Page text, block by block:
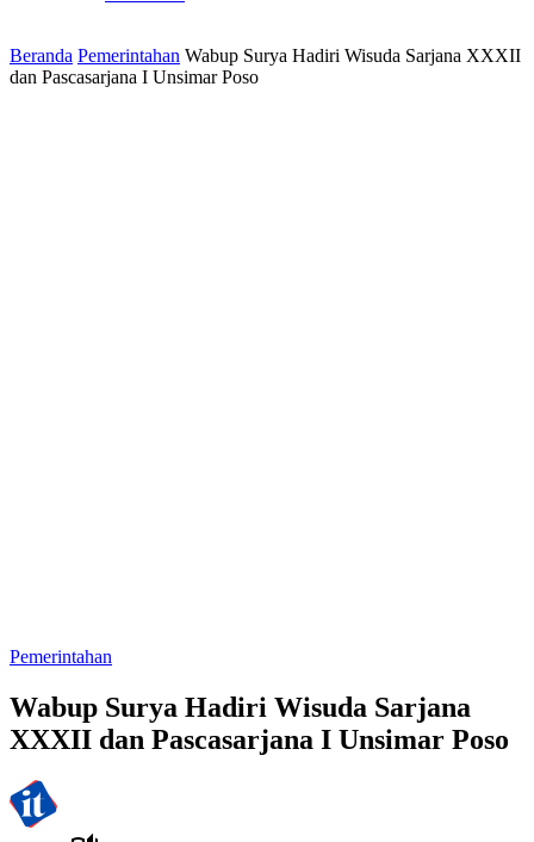
Beranda Pemerintahan Wabup Surya Hadiri Wisuda Sarjana XXXII
dan Pascasarjana I Unsimar Poso
Pemerintahan
Wabup Surya Hadiri Wisuda Sarjana
XXXII dan Pascasarjana I Unsimar Poso